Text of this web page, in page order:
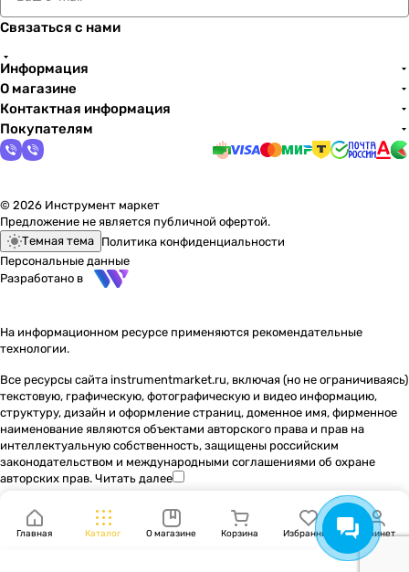
Связаться с нами
Информация
О магазине
Контактная информация
Покупателям
© 2026 Инструмент маркет
Предложение не является публичной офертой.
Темная тема Политика конфиденциальности
Персональные данные
Разработано в
На информационном ресурсе применяются рекомендательные
технологии.
Все ресурсы сайта instrumentmarket.ru, включая (но не ограничиваясь)
текстовую, графическую, фотографическую и видео информацию,
структуру, дизайн и оформление страниц, доменное имя, фирменное
наименование являются объектами авторского права и прав на
интеллектуальную собственность, защищены российским
законодательством и международными соглашениями об охране
авторских прав. Читать далее
Главная Каталог О магазине Корзина Избранные Кабинет